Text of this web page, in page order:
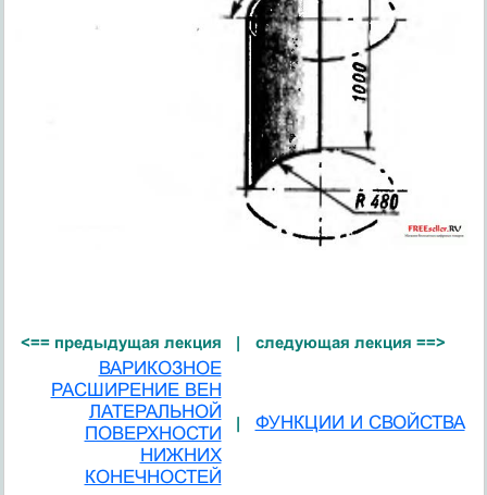
<== предыдущая лекция | следующая лекция ==>
ВАРИКОЗНОЕ
РАСШИРЕНИЕ ВЕН
ЛАТЕРАЛЬНОЙ
ПОВЕРХНОСТИ
НИЖНИХ
КОНЕЧНОСТЕЙ
| ФУНКЦИИ И СВОЙСТВА